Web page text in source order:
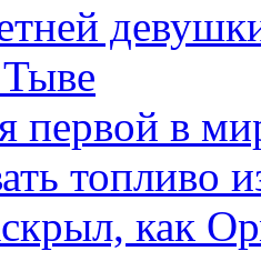
первой в
топливо
как